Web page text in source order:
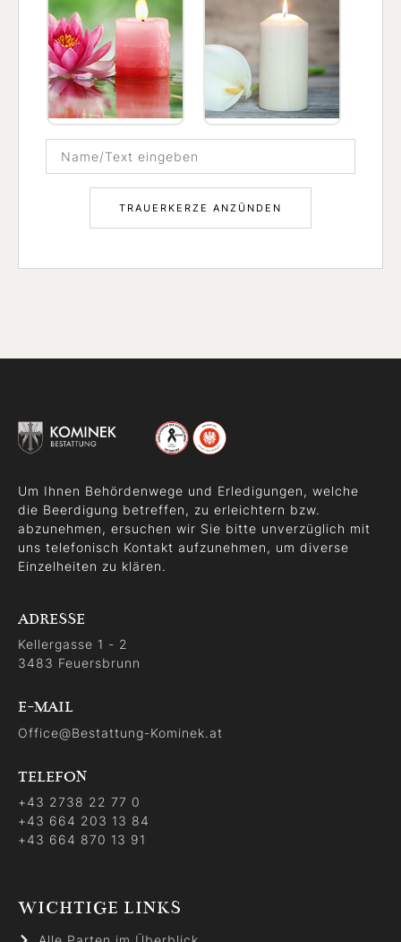
Um Ihnen Behördenwege und Erledigungen, welche
die Beerdigung betreffen, zu erleichtern bzw.
abzunehmen, ersuchen wir Sie bitte unverzüglich mit
uns telefonisch Kontakt aufzunehmen, um diverse
Einzelheiten zu klären.
ADRESSE
Kellergasse 1 - 2
3483 Feuersbrunn
E-MAIL
Office@Bestattung-Kominek.at
TELEFON
+43 2738 22 77 0
+43 664 203 13 84
+43 664 870 13 91
WICHTIGE LINKS